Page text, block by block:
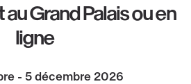
au Grand Palais ou en
ligne
- 5 décembre 2026